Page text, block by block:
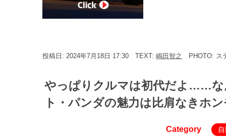
投稿日: 2024年7月18日 17:30 TEXT: 嶋田智之 PHOTO: ス
やっぱりクルマは初代だよ……
ト・パンダの魅力は比肩なきホ
Category